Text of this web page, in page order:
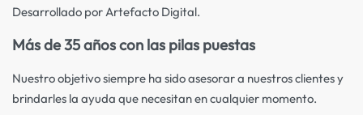
Desarrollado por Artefacto Digital.
Más de 35 años con las pilas puestas
Nuestro objetivo siempre ha sido asesorar a nuestros clientes y
brindarles la ayuda que necesitan en cualquier momento.